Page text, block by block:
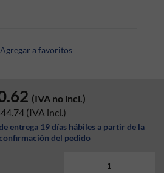
Agregar a favoritos
(IVA no incl.)
(IVA incl.)
entrega 19 días hábiles a partir de la
del pedido